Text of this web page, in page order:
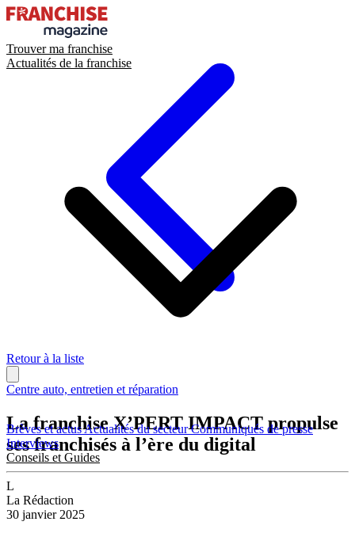
Trouver ma franchise
Actualités de la franchise
Brèves et actusActualités du secteurCommuniqués de presse
Interviews
Conseils et Guides
Retour à la liste
Centre auto, entretien et réparation
La franchise X’PERT IMPACT propulse
ses franchisés à l’ère du digital
L
La Rédaction
30 janvier 2025